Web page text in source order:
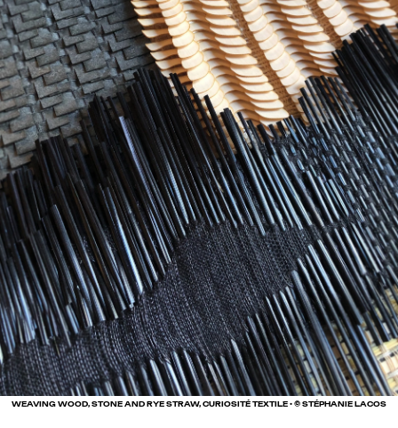
WEAVING WOOD, STONE AND RYE STRAW, CURIOSITÉ TEXTILE • © STÉPHANIE LACOS